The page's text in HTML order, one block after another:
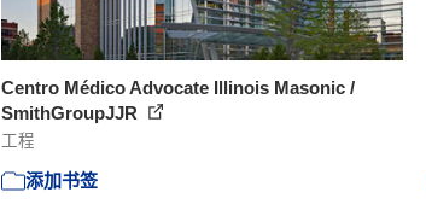
Centro Médico Advocate Illinois Masonic /
SmithGroupJJR
工程
添加书签